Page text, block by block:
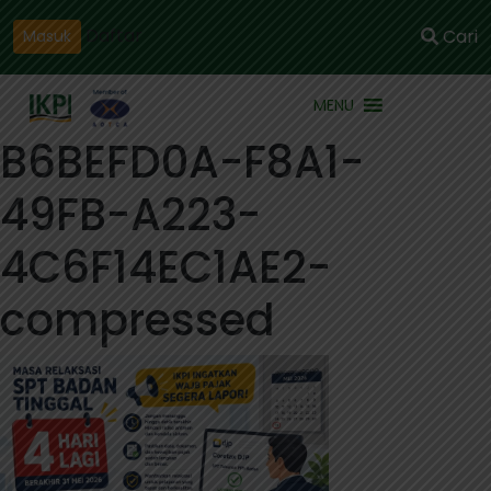
Masuk Cari
MENU
B6BEFD0A-F8A1-
49FB-A223-
4C6F14EC1AE2-
compressed